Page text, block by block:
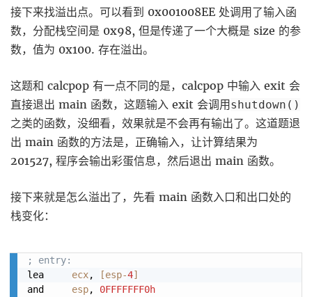
接下来找溢出点。可以看到 0x001008EE 处调用了输入函
数，分配栈空间是 0x98, 但是传递了一个大概是 size 的参
数，值为 0x100. 存在溢出。
这题和 calcpop 有一点不同的是，calcpop 中输入 exit 会
直接退出 main 函数，这题输入 exit 会调用shutdown()
之类的函数，没细看，效果就是不会再有输出了。这道题退
出 main 函数的方法是，正确输入，让计算结果为
201527, 程序会输出彩蛋信息，然后退出 main 函数。
接下来就是怎么溢出了，先看 main 函数入口和出口处的
栈变化：
; entry:
lea ecx, [esp-4]
and esp, 0FFFFFFF0h